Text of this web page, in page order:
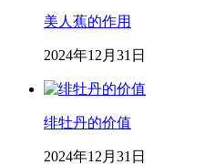
美人蕉的作用
2024年12月31日
绯牡丹的价值
2024年12月31日